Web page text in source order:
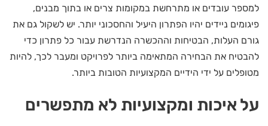
למספר עובדים או מתרחשת במקומות צרים או בתוך מבנים,
פיגומים ניידים יהיו הפתרון היעיל והחסכוני יותר. יש לשקול גם את
גורם העלות, הבטיחות וההכשרה הנדרשת עבור כל פתרון כדי
להבטיח את הבחירה המתאימה ביותר לפרויקט ומעבר לכך, להיות
מטופלים על ידי הידיים המקצועיות הטובות ביותר.
על איכות ומקצועיות לא מתפשרים